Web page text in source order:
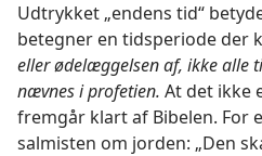
Udtrykket „endens tid“
betegner en tidsperiode der
eller ødelæggelsen af, ikke alle
nævnes i profetien. At det ikke
fremgår klart af Bibelen. For
salmisten om jorden: „Den